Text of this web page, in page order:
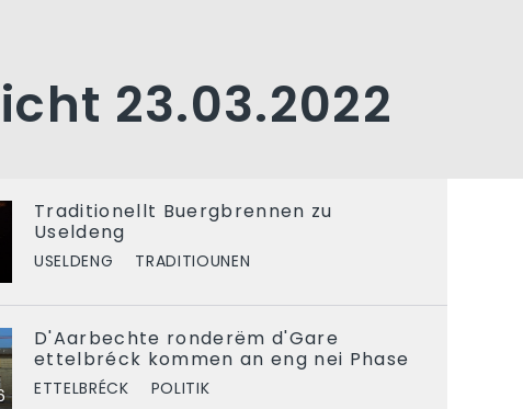
23.03.2022
Traditionellt Buergbrennen zu
Useldeng
USELDENG TRADITIOUNEN
D'Aarbechte ronderëm d'Gare
ettelbréck kommen an eng nei Phase
ETTELBRÉCK POLITIK